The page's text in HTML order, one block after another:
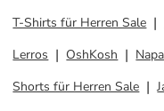
T-Shirts für Herren Sale
Lerros
OshKosh
Shorts für Herren Sale